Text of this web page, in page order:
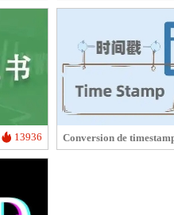
13936